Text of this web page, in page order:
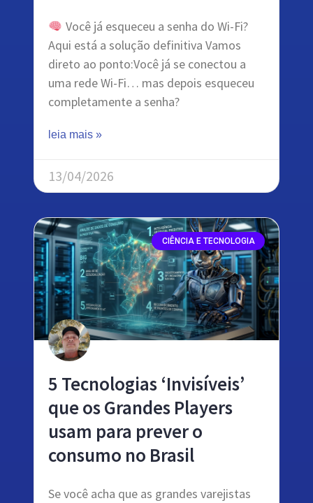
Você já esqueceu a senha do Wi-Fi?
Aqui está a solução definitiva Vamos
direto ao ponto:Você já se conectou a
uma rede Wi-Fi… mas depois esqueceu
completamente a senha?
leia mais »
13/04/2026
CIÊNCIA E TECNOLOGIA
5 Tecnologias ‘Invisíveis’
que os Grandes Players
usam para prever o
consumo no Brasil
Se você acha que as grandes varejistas